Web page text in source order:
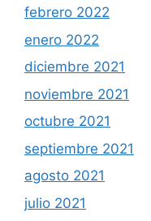
febrero 2022
enero 2022
diciembre 2021
noviembre 2021
octubre 2021
septiembre 2021
agosto 2021
julio 2021